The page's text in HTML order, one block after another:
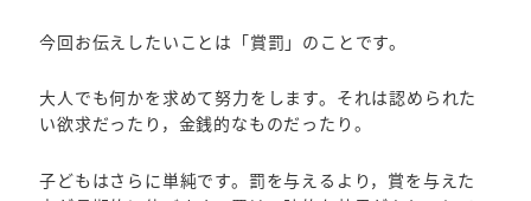
今回お伝えしたいことは「賞罰」のことです。
大人でも何かを求めて努力をします。それは認められた
い欲求だったり，金銭的なものだったり。
子どもはさらに単純です。罰を与えるより，賞を与えた